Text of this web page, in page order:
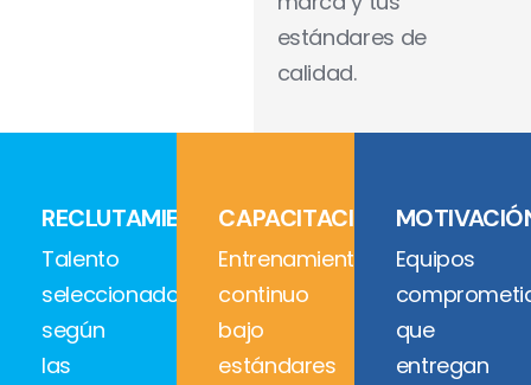
estándares de
calidad.
RECLUTAMIENTO
Talento
seleccionado
según
las
CAPACITACIÓN
Entrenamiento
continuo
bajo
estándares
Equipos
que
entregan